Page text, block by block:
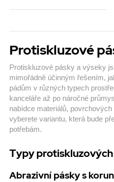
Protiskluzové
Protiskluzové pásky a výseky
mimořádně účinným řešením,
pádům v různých typech
kanceláře až po náročné
nabídce materiálů,
vyberete variantu, která bude
potřebám.
Typy
Abrazivní pásky s